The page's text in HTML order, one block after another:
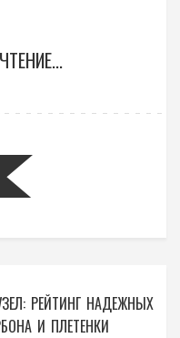
РЕЙТИНГ НАДЕЖНЫХ
И ПЛЕТЕНКИ